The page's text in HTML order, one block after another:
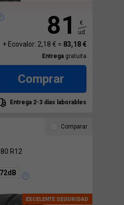
81
€
ud.
+ Ecovalor: 2,18 € = 83,18 €
Entrega gratuita
Comprar
Entrega 2-3 días laborables
R12
Comparar